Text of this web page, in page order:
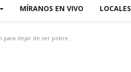
MÍRANOS EN VIVO LOCALES
para dejar de ser pobre